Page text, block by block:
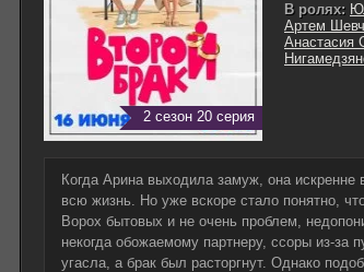
2 сезон 20 серия
В ролях:
Артем
Анастасия
Когда Арина выходила замуж, она искренне
всю жизнь. Но уже вскоре стало понятно,
Ворох бытовых и не очень проблем,
некогда обожаемому партнеру, ссоры из-
угасла, а брак был расторгнут. Однако